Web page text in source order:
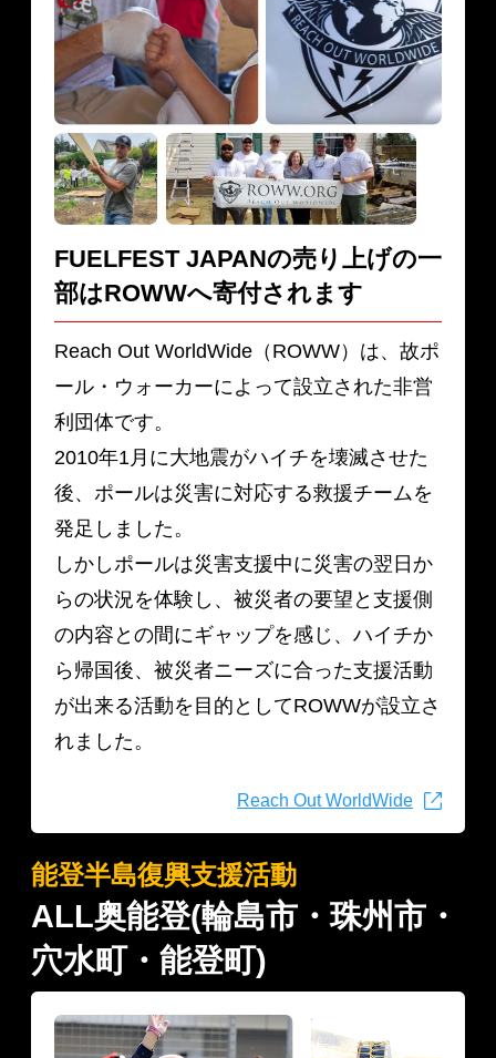
FUELFEST JAPANの売り上げの一
部はROWWへ寄付されます
Reach Out WorldWide（ROWW）は、故ポ
ール・ウォーカーによって設立された非営
利団体です。
2010年1月に大地震がハイチを壊滅させた
後、ポールは災害に対応する救援チームを
発足しました。
しかしポールは災害支援中に災害の翌日か
らの状況を体験し、被災者の要望と支援側
の内容との間にギャップを感じ、ハイチか
ら帰国後、被災者ニーズに合った支援活動
が出来る活動を目的としてROWWが設立さ
れました。
Reach Out WorldWide
能登半島復興支援活動
ALL奥能登(輪島市・珠州市・
穴水町・能登町)